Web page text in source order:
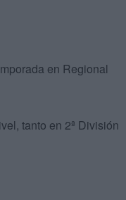
en Regional
tanto en 2ª División